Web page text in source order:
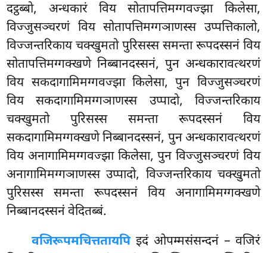
दट्ठब्बो, अन्धकारं विय सोतापत्तिमग्गवज्झा किलेसा,
विज्जुसञ्चरणं विय सोतापत्तिमग्गञाणस्स उप्पत्तिकालो,
विज्जन्तरिकाय चक्खुमतो पुरिसस्स समन्ता रूपदस्सनं विय
सोतापत्तिमग्गक्खणे निब्बानदस्सनं, पुन अन्धकारावत्थरणं
विय सकदागामिमग्गवज्झा किलेसा, पुन विज्जुसञ्चरणं
विय सकदागामिमग्गञाणस्स उप्पादो, विज्जन्तरिकाय
चक्खुमतो पुरिसस्स समन्ता रूपदस्सनं विय
सकदागामिमग्गक्खणे निब्बानदस्सनं, पुन अन्धकारावत्थरणं
विय अनागामिमग्गवज्झा किलेसा, पुन विज्जुसञ्चरणं विय
अनागामिमग्गञाणस्स उप्पादो, विज्जन्तरिकाय चक्खुमतो
पुरिसस्स समन्ता रूपदस्सनं विय अनागामिमग्गक्खणे
निब्बानदस्सनं वेदितब्बं.
वजिरूपमचित्ततायपिइदं ओपम्मसंसन्दनं – वजिरं